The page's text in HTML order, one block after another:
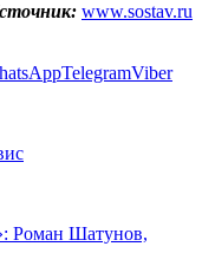
www.sostav.ru
TelegramViber
Роман Шатунов,